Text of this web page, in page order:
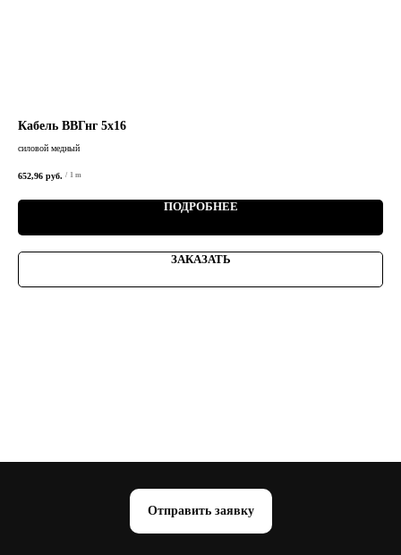
Кабель ВВГнг 5х16
силовой медный
652,96 руб. / 1 m
ПОДРОБНЕЕ
ЗАКАЗАТЬ
Отправить заявку